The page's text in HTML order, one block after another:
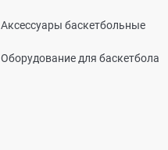
Аксессуары баскетбольные
Оборудование для баскетбола